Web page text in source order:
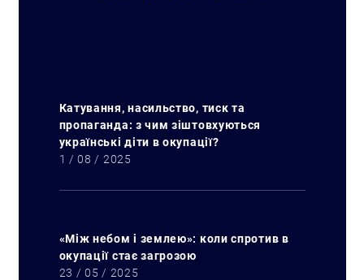
Катування, насильство, тиск та
пропаганда: з чим зіштовхуються
українські діти в окупації?
1 / 08 / 2025
«Між небом і землею»: коли спротив в
окупації стає загрозою
23 / 05 / 2025